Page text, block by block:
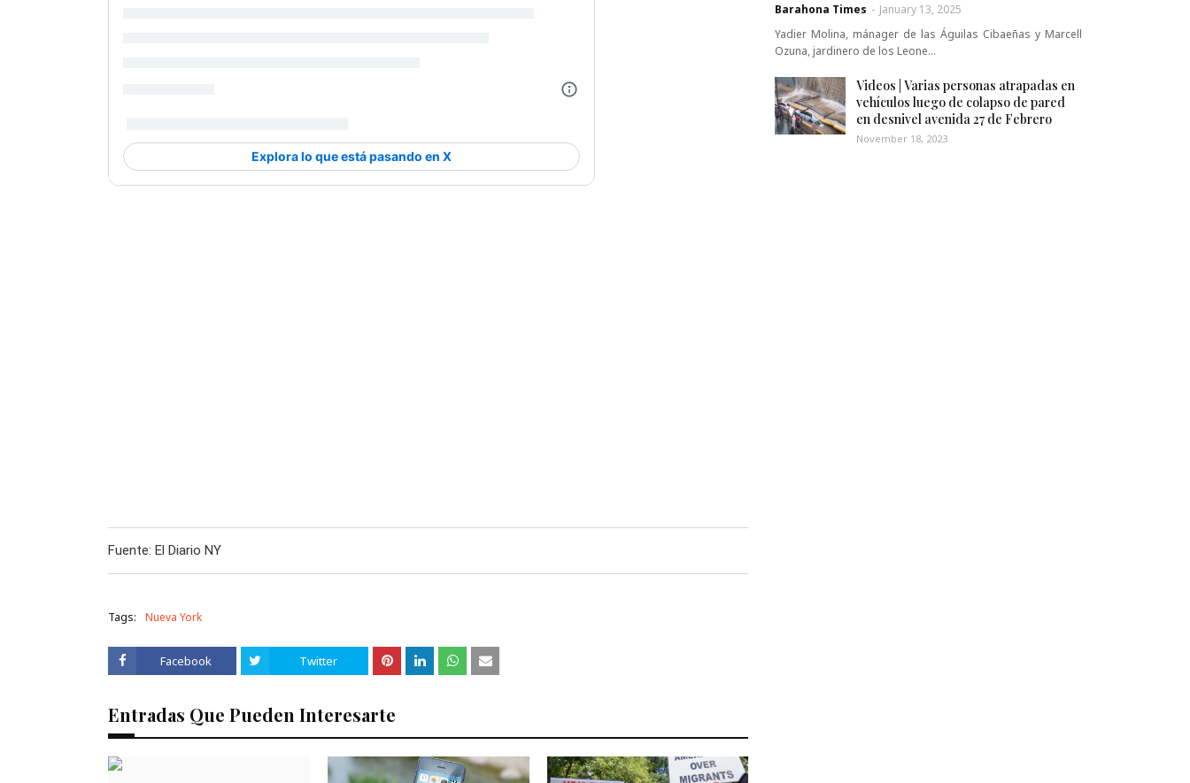
Fuente: El Diario NY
Tags: Nueva York
Facebook Twitter
Entradas Que Pueden Interesarte
Barahona Times - January 13, 2025
Yadier Molina, mánager de las Águilas Cibaeñas y Marcell
Ozuna, jardinero de los Leone…
Videos | Varias personas atrapadas en
vehículos luego de colapso de pared
en desnivel avenida 27 de Febrero
November 18, 2023